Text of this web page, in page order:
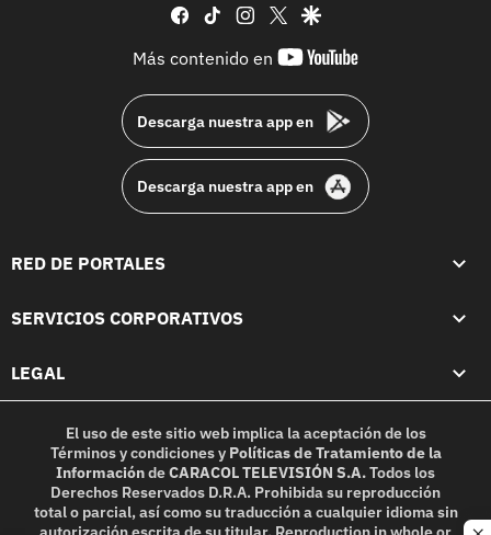
facebook
tiktok instagram
twittergoogle
Más contenido en
youtube-
Descarga nuestra app en
Descarga nuestra app en
RED DE PORTALES
SERVICIOS CORPORATIVOS
LEGAL
El uso de este sitio web implica la aceptación de los
Términos y condicionesy Políticas de Tratamiento de la
InformacióndeCARACOL TELEVISIÓN S.A.Todos los
Derechos Reservados D.R.A. Prohibida su reproducción
total o parcial, así como su traducción a cualquier idioma sin